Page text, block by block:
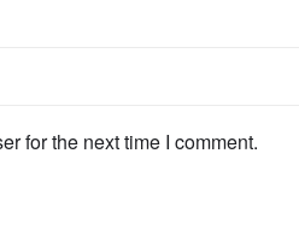
for the next time I comment.